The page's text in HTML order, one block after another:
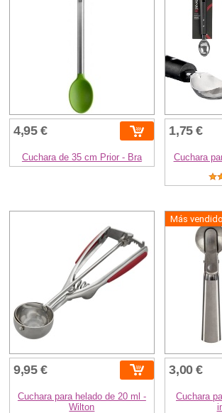
4,95 €
Cuchara de 35 cm Prior - Bra
1,75 €
Cuchara
9,95 €
Cuchara para helado de 20 ml -
Wilton
Más vendido
3,00 €
Cuchara